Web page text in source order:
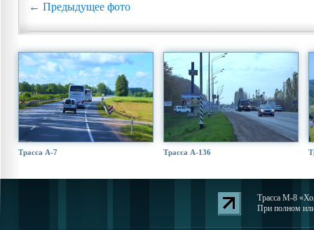
← Предыдущее фото
Трасса А-7 Трасса А-136
Трасса М-8
При полном или